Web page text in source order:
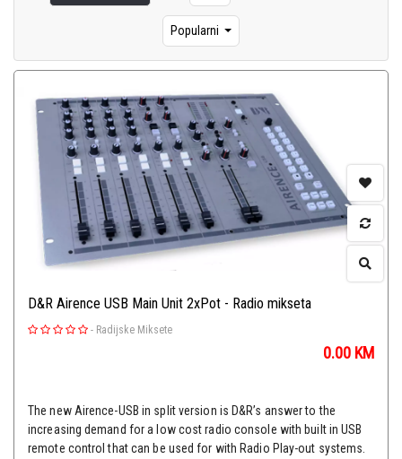
Popularni
D&R Airence USB Main Unit 2xPot - Radio mikseta
- Radijske Miksete
0.00 KM
The new Airence-USB in split version is D&R’s answer to the
increasing demand for a low cost radio console with built in USB
remote control that can be used for with Radio Play-out systems.